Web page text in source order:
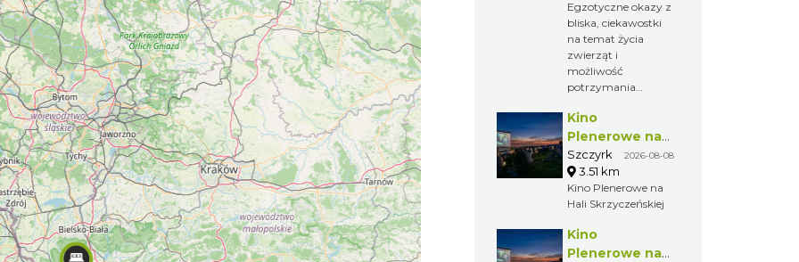
Egzotyczne okazy z
bliska, ciekawostki
na temat życia
zwierząt i
możliwość
potrzymania
że będzie to
niezwykłe przeżycie
dla każdego dziecka,
które zawita do
restauracji Kuflonka
w dniu 22 sierpnia.
Kino
Plenerowe na
Hali
Skrzyczeńskiej
Szczyrk 2026-08-08
3.51 km
Kino Plenerowe na
Hali Skrzyczeńskiej
Kino
Plenerowe na